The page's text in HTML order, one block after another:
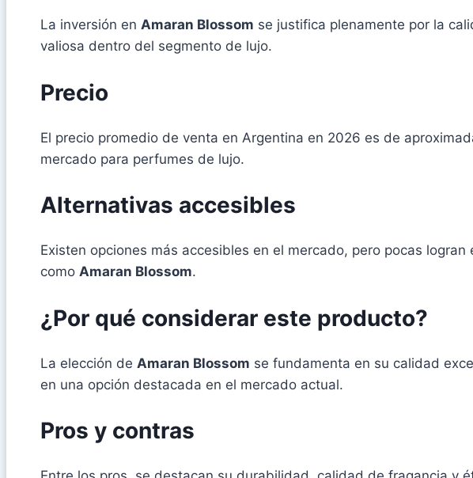
La inversión en Amaran Blossom se justifica plenamente por la
valiosa dentro del segmento de lujo.
Precio
El precio promedio de venta en Argentina en 2026 es de
mercado para perfumes de lujo.
Alternativas accesibles
Existen opciones más accesibles en el mercado, pero pocas
como Amaran Blossom.
¿Por qué considerar este producto?
La elección de Amaran Blossom se fundamenta en su calidad
en una opción destacada en el mercado actual.
Pros y contras